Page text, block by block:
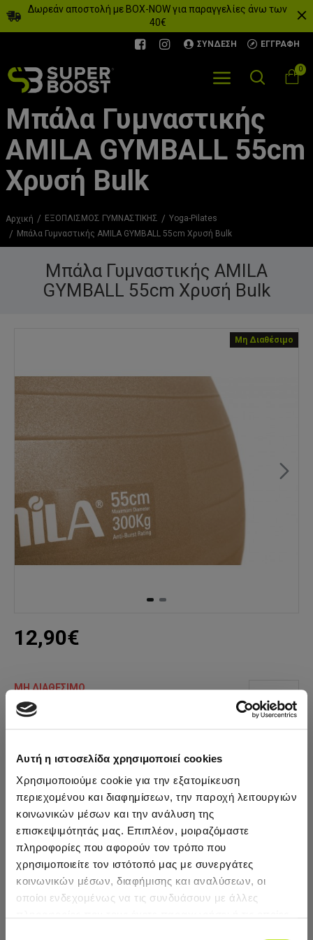
Αυτή η ιστοσελίδα χρησιμοποιεί cookies
Χρησιμοποιούμε cookie για την εξατομίκευση
περιεχομένου και διαφημίσεων, την παροχή λειτουργιών
κοινωνικών μέσων και την ανάλυση της
επισκεψιμότητάς μας. Επιπλέον, μοιραζόμαστε
πληροφορίες που αφορούν τον τρόπο που
χρησιμοποιείτε τον ιστότοπό μας με συνεργάτες
κοινωνικών μέσων, διαφήμισης και αναλύσεων, οι
οποίοι ενδεχομένως να τις συνδυάσουν με άλλες
Δωρεάν αποστολή με BOX-NOW για παραγγελίες άνω των
40€
ΣΎΝΔΕΣΗ ΕΓΓΡΑΦΉ
0
Μπάλα Γυμναστικής
AMILA GYMBALL 55cm
Χρυσή Bulk
Αρχική ΕΞΟΠΛΙΣΜΟΣ ΓΥΜΝΑΣΤΙΚΗΣ
Yoga-Pilates
Μπάλα Γυμναστικής AMILA GYMBALL 55cm Χρυσή Bulk
Μπάλα Γυμναστικής AMILA
GYMBALL 55cm Χρυσή Bulk
Μη Διαθέσιμο
ΜΗ ΔΙΑΘΈΣΙΜΟ
Κωδικός Προϊόντος:
Βάρος:1.00kg
12,90€
ΠΡΟΣΘΗΚΗ ΣΤΟ ΚΑΛΆΘΙ
ΠΡΟΣΘΉΚΗ ΣΤΑ ΑΓΑΠΗΜΈΝΑ
Ετικέτες: Μπάλα - Γυμναστικής - AMILA - GYMBALL -
Bulk yoga/pilates -
ΠΕΡΙΓΡΑΦΉ